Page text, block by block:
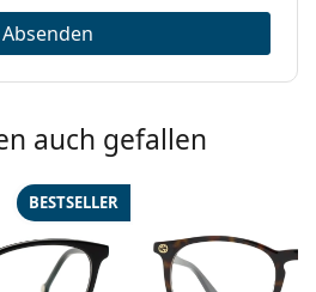
Absenden
auch gefallen
BESTSELLER